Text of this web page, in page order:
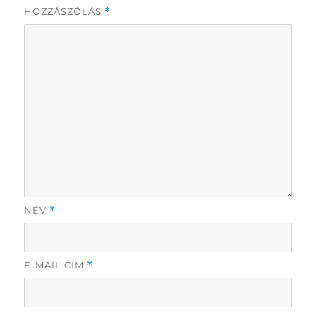
HOZZÁSZÓLÁS *
NÉV *
E-MAIL CÍM *